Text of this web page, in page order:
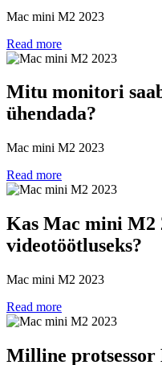
Mac mini M2 2023
Read more
Mitu monitori
ühendada?
Mac mini M2 2023
Read more
Kas Mac mini M2
videotöötluseks?
Mac mini M2 2023
Read more
Milline protsessor